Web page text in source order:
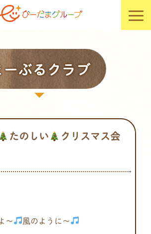
ぶるクラブ
たのしい クリスマス会
～ 風のように～